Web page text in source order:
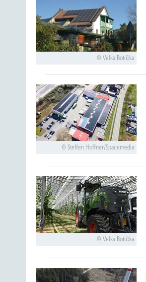
Velka Botička
Steffen Hoffner/Spacemedia
Velka Botička